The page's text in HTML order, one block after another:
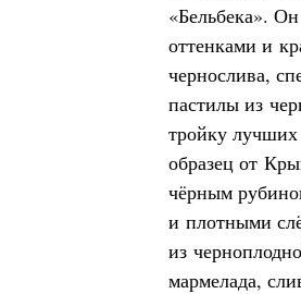
«Бельбека».
оттенками и
чернослива,
пастилы из
тройку лучших
образец от
чёрным
и плотными
из
мармелада,